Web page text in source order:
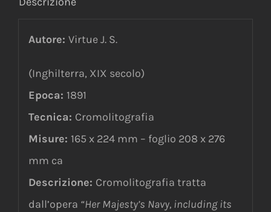
Autore: Virtue J. S.
(Inghilterra, XIX secolo)
Epoca: 1891
Tecnica: Cromolitografia
Misure: 165 x 224 mm – foglio 208 x 276
mm ca
Descrizione: Cromolitografia tratta
dall’opera “Her Majesty’s Navy, including its